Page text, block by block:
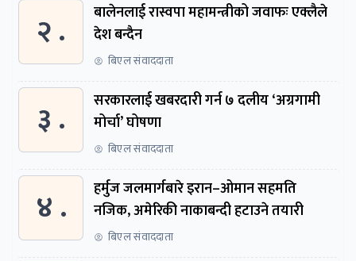
२ .
बालेनलाई रास्वपा महामन्त्रीको जवाफः एक्लैले
देश बन्दैन
बिएल संवाददाता
३ .
सरकारलाई खबरदारी गर्न ७ दलीय ‘अग्रगामी
मोर्चा’ घोषणा
बिएल संवाददाता
४ .
हर्मुज जलमार्गबारे इरान–ओमान सहमति
नजिक, अमेरिकी नाकाबन्दी हटाउने तयारी
बिएल संवाददाता